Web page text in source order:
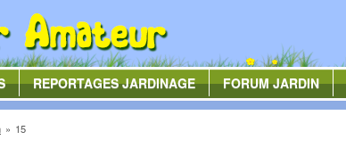
REPORTAGESJARDINAGE FORUMJARDIN
15